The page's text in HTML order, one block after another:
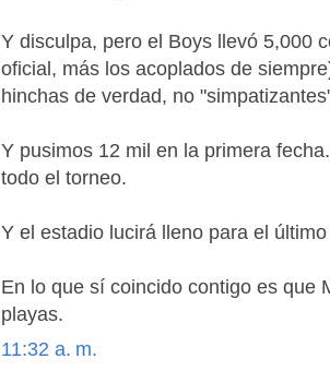
Y disculpa, pero el Boys llevó 5,000
oficial, más los acoplados de
hinchas de verdad, no
Y pusimos 12 mil en la primera
todo el torneo.
Y el estadio lucirá lleno para el
En lo que sí coincido contigo es que
playas.
11:32 a. m.